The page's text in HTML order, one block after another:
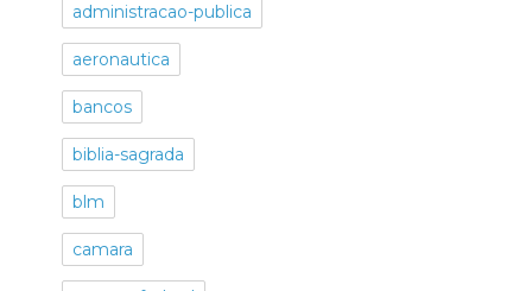
administracao-publica
aeronautica
bancos
biblia-sagrada
blm
camara